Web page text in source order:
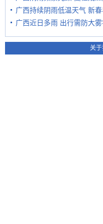
广西持续阴雨低温天气 新
广西近日多雨 出行需防大
关于